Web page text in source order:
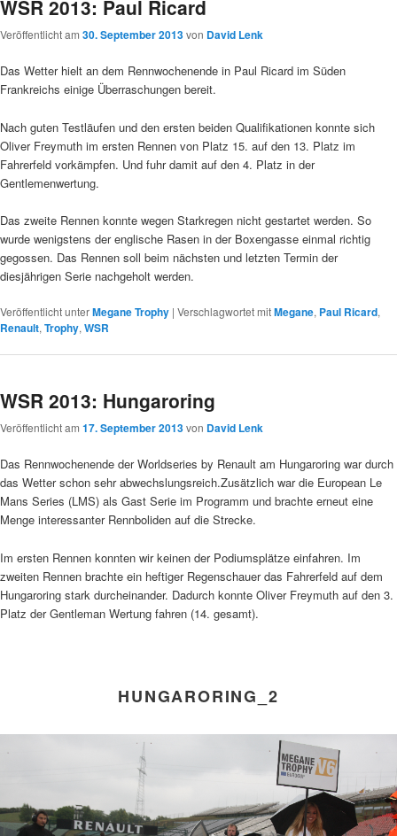
WSR 2013: Paul Ricard
Veröffentlicht am 30. September 2013von David Lenk
Das Wetter hielt an dem Rennwochenende in Paul Ricard im Süden
Frankreichs einige Überraschungen bereit.
Nach guten Testläufen und den ersten beiden Qualifikationen konnte sich
Oliver Freymuth im ersten Rennen von Platz 15. auf den 13. Platz im
Fahrerfeld vorkämpfen. Und fuhr damit auf den 4. Platz in der
Gentlemenwertung.
Das zweite Rennen konnte wegen Starkregen nicht gestartet werden. So
wurde wenigstens der englische Rasen in der Boxengasse einmal richtig
gegossen. Das Rennen soll beim nächsten und letzten Termin der
diesjährigen Serie nachgeholt werden.
Veröffentlicht unterMegane Trophy | Verschlagwortet mitMegane, Paul Ricard,
Renault, Trophy, WSR
WSR 2013: Hungaroring
Veröffentlicht am 17. September 2013von David Lenk
Das Rennwochenende der Worldseries by Renault am Hungaroring war durch
das Wetter schon sehr abwechslungsreich.Zusätzlich war die European Le
Mans Series (LMS) als Gast Serie im Programm und brachte erneut eine
Menge interessanter Rennboliden auf die Strecke.
Im ersten Rennen konnten wir keinen der Podiumsplätze einfahren. Im
zweiten Rennen brachte ein heftiger Regenschauer das Fahrerfeld auf dem
Hungaroring stark durcheinander. Dadurch konnte Oliver Freymuth auf den 3.
Platz der Gentleman Wertung fahren (14. gesamt).
HUNGARORING_2